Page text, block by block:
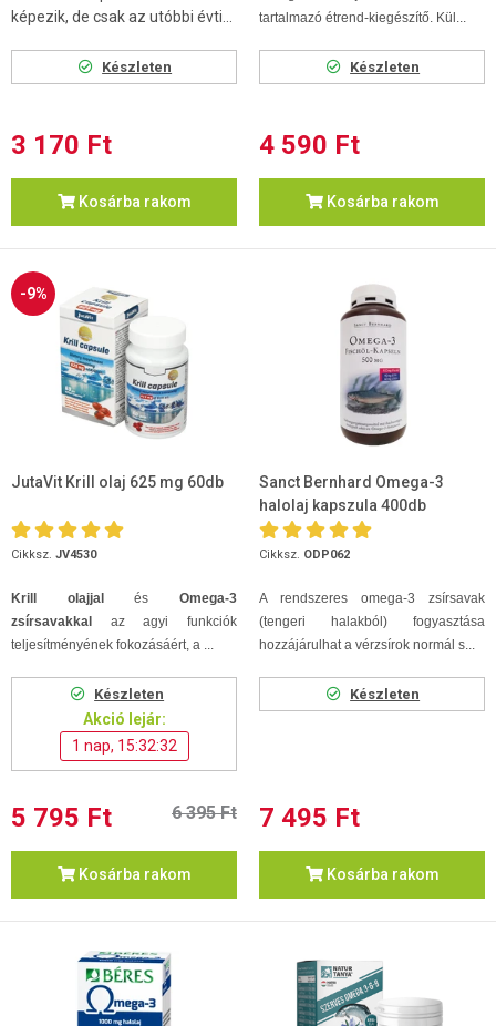
képezik, de csak az utóbbi évti...
Készleten
3 170 Ft
Kosárba rakom
tartalmazó étrend-kiegészítő. Kül...
Készleten
4 590 Ft
Kosárba rakom
-9%
JutaVit Krill olaj 625 mg 60db
Cikksz. JV4530
Krill olajjalés Omega-3
zsírsavakkal az agyi funkciók
teljesítményének fokozásáért, a ...
Készleten
Akció lejár:
1 nap, 15:32:32
5 795 Ft 6 395 Ft
Kosárba rakom
Sanct Bernhard Omega-3
halolaj kapszula 400db
Cikksz. ODP062
A rendszeres omega-3 zsírsavak
(tengeri halakból) fogyasztása
hozzájárulhat a vérzsírok normál s...
Készleten
7 495 Ft
Kosárba rakom